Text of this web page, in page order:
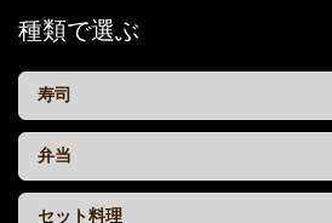
種類で選ぶ
寿司
弁当
セット料理